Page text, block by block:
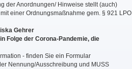
der Anordnungen/ Hinweise stellt (auch)
einer Ordnungsmaßnahme gem. § 921 LPO
Gehrer
Folge der Corona-Pandemie, die
- finden Sie ein Formular
Nennung/Ausschreibung und MUSS